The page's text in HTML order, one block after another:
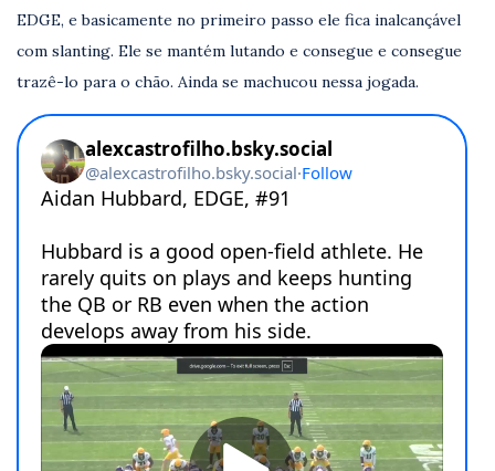
EDGE, e basicamente no primeiro passo ele fica inalcançável
com slanting. Ele se mantém lutando e consegue e consegue
trazê-lo para o chão. Ainda se machucou nessa jogada.